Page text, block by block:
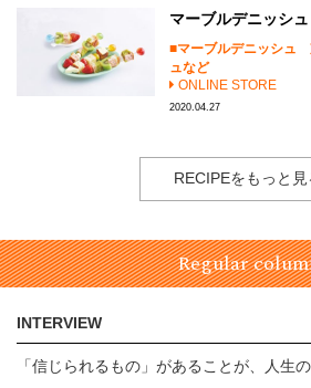
マーブルデニッシ
マーブルデニッシュ
ュなど
ONLINE STORE
2020.04.27
RECIPEをもっと見
Regular
INTERVIEW
「信じられるもの」があることが、人生